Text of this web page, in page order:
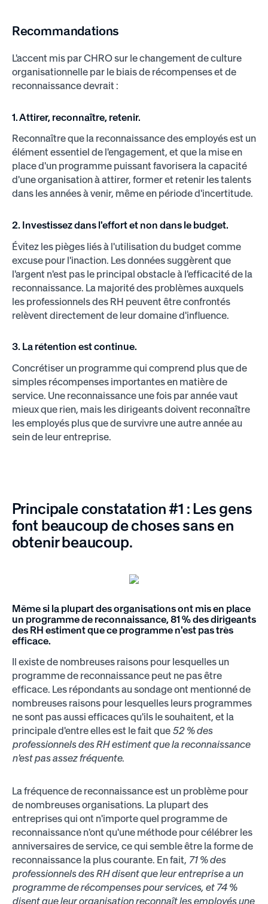
Recommandations
L'accent mis par CHRO sur le changement de culture
organisationnelle par le biais de récompenses et de
reconnaissance devrait :
1. Attirer, reconnaître, retenir.
Reconnaître que la reconnaissance des employés est un
élément essentiel de l'engagement, et que la mise en
place d'un programme puissant favorisera la capacité
d'une organisation à attirer, former et retenir les talents
dans les années à venir, même en période d'incertitude.
2. Investissez dans l'effort et non dans le budget.
Évitez les pièges liés à l'utilisation du budget comme
excuse pour l'inaction. Les données suggèrent que
l'argent n'est pas le principal obstacle à l'efficacité de la
reconnaissance. La majorité des problèmes auxquels
les professionnels des RH peuvent être confrontés
relèvent directement de leur domaine d'influence.
3. La rétention est continue.
Concrétiser un programme qui comprend plus que de
simples récompenses importantes en matière de
service. Une reconnaissance une fois par année vaut
mieux que rien, mais les dirigeants doivent reconnaître
les employés plus que de survivre une autre année au
sein de leur entreprise.
Principale constatation #1 : Les gens
font beaucoup de choses sans en
obtenir beaucoup.
Même si la plupart des organisations ont mis en place
un programme de reconnaissance, 81 % des dirigeants
des RH estiment que ce programme n'est pas très
efficace.
Il existe de nombreuses raisons pour lesquelles un
programme de reconnaissance peut ne pas être
efficace. Les répondants au sondage ont mentionné de
nombreuses raisons pour lesquelles leurs programmes
ne sont pas aussi efficaces qu'ils le souhaitent, et la
principale d'entre elles est le fait que 52 % des
professionnels des RH estiment que la reconnaissance
n'est pas assez fréquente.
La fréquence de reconnaissance est un problème pour
de nombreuses organisations. La plupart des
entreprises qui ont n'importe quel programme de
reconnaissance n'ont qu'une méthode pour célébrer les
anniversaires de service, ce qui semble être la forme de
reconnaissance la plus courante. En fait, 71 % des
professionnels des RH disent que leur entreprise a un
programme de récompenses pour services, et 74 %
disent que leur organisation reconnaît les employés une